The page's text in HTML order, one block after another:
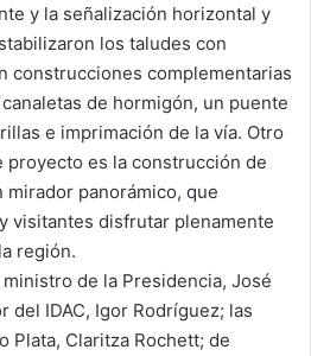
y la señalización horizontal y
los taludes con
construcciones complementarias
de hormigón, un puente
e imprimación de la vía. Otro
proyecto es la construcción de
panorámico, que
visitantes disfrutar plenamente
región.
de la Presidencia, José
del IDAC, Igor Rodríguez; las
Plata, Claritza Rochett; de